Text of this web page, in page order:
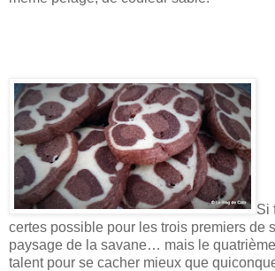
Si
certes possible pour les trois premiers de
paysage de la savane… mais le
talent pour se cacher mieux que